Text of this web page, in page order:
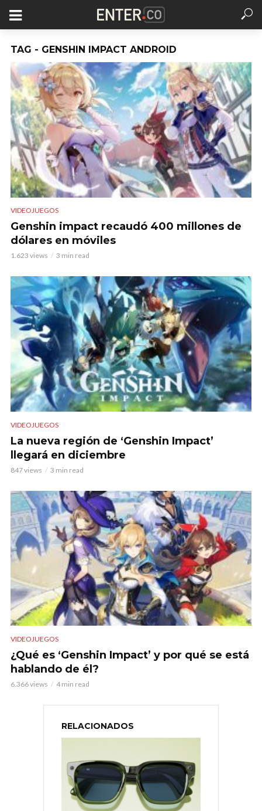
TAG - GENSHIN IMPACT ANDROID
VIDEOJUEGOS
Genshin impact recaudó 400 millones de
dólares en móviles
1.623 views 3 min read
VIDEOJUEGOS
La nueva región de ‘Genshin Impact’
llegará en diciembre
847 views 3 min read
VIDEOJUEGOS
¿Qué es ‘Genshin Impact’ y por qué se está
hablando de él?
6.366 views 4 min read
RELACIONADOS